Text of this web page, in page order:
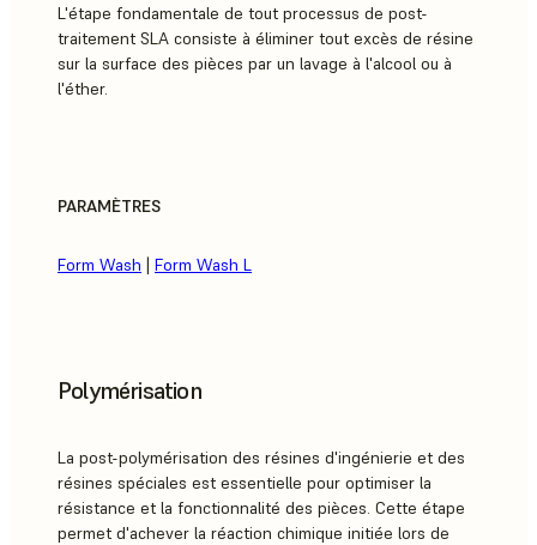
L'étape fondamentale de tout processus de post-
traitement SLA consiste à éliminer tout excès de résine
sur la surface des pièces par un lavage à l'alcool ou à
l'éther.
PARAMÈTRES
Form Wash | Form Wash L
Polymérisation
La post-polymérisation des résines d'ingénierie et des
résines spéciales est essentielle pour optimiser la
résistance et la fonctionnalité des pièces. Cette étape
permet d'achever la réaction chimique initiée lors de